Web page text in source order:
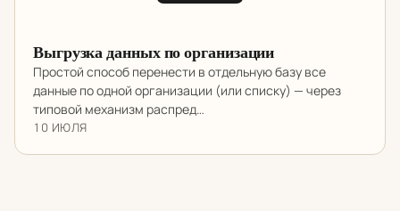
Выгрузка данных по организации
Простой способ перенести в отдельную базу все
данные по одной организации (или списку) — через
типовой механизм распред…
10 ИЮЛЯ